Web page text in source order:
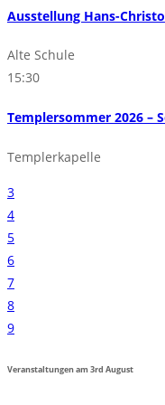
Ausstellung Hans-
Alte Schule
15:30
Templersommer 2026 –
Templerkapelle
3
4
5
6
7
8
9
Veranstaltungen am3rd August